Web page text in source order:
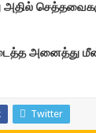
அதில்
அனைத்து
Twitter